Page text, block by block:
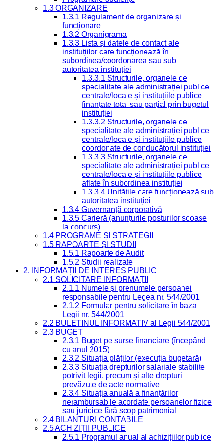
1.3 ORGANIZARE
1.3.1 Regulament de organizare și
funcționare
1.3.2 Organigrama
1.3.3 Lista și datele de contact ale
instituțiilor care funcționează în
subordinea/coordonarea sau sub
autoritatea instituției
1.3.3.1 Structurile, organele de
specialitate ale administrației publice
centrale/locale și instituțiile publice
finanțate total sau parțial prin bugetul
instituției
1.3.3.2 Structurile, organele de
specialitate ale administrației publice
centrale/locale și instituțiile publice
coordonate de conducătorul instituției
1.3.3.3 Structurile, organele de
specialitate ale administrației publice
centrale/locale și instituțiile publice
aflate în subordinea instituției
1.3.3.4 Unitățile care funcționează sub
autoritatea instituției
1.3.4 Guvernanță corporativă
1.3.5 Carieră (anunțurile posturilor scoase
la concurs)
1.4 PROGRAME ȘI STRATEGII
1.5 RAPOARTE ȘI STUDII
1.5.1 Rapoarte de Audit
1.5.2 Studii realizate
2. INFORMAȚII DE INTERES PUBLIC
2.1 SOLICITARE INFORMAȚII
2.1.1 Numele și prenumele persoanei
responsabile pentru Legea nr. 544/2001
2.1.2 Formular pentru solicitare în baza
Legii nr. 544/2001
2.2 BULETINUL INFORMATIV al Legii 544/2001
2.3 BUGET
2.3.1 Buget pe surse financiare (începând
cu anul 2015)
2.3.2 Situația plăților (execuția bugetară)
2.3.3 Situația drepturilor salariale stabilite
potrivit legii, precum și alte drepturi
prevăzute de acte normative
2.3.4 Situația anuală a finanțărilor
nerambursabile acordate persoanelor fizice
sau juridice fără scop patrimonial
2.4 BILANȚURI CONTABILE
2.5 ACHIZIȚII PUBLICE
2.5.1 Programul anual al achizițiilor publice